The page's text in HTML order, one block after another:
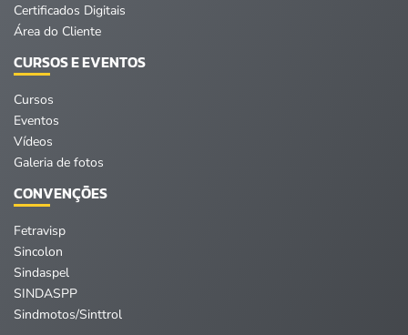
Certificados Digitais
Área do Cliente
CURSOS E EVENTOS
Cursos
Eventos
Vídeos
Galeria de fotos
CONVENÇÕES
Fetravisp
Sincolon
Sindaspel
SINDASPP
Sindmotos/Sinttrol